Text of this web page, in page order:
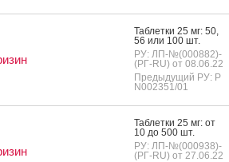
Таб­летки 25 мг: 50,
56 или 100 шт.
РУ: ЛП-№(000882)-
(РГ-RU) от 08.06.22
Предыдущий РУ: Р
N002351/01
Таб­летки 25 мг: от
10 до 500 шт.
РУ: ЛП-№(000938)-
(РГ-RU) от 27.06.22